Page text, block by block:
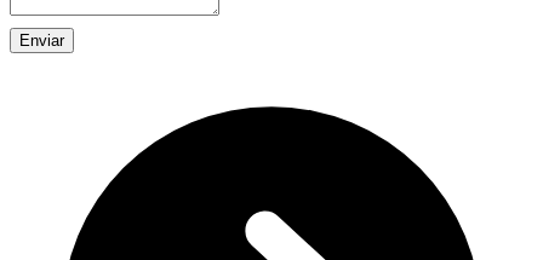
Enviar